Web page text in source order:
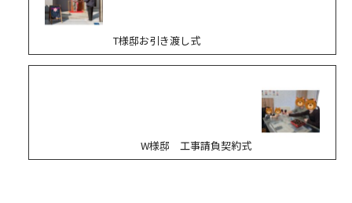
T様邸お引き渡し式
W様邸 工事請負契約式